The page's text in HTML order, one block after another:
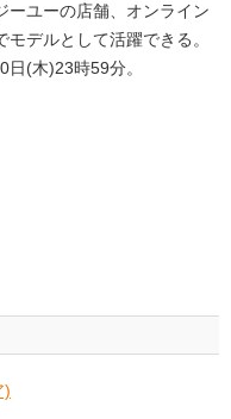
ーユーの店舗、オンライン
デルとして活躍できる。
(木)23時59分。
)